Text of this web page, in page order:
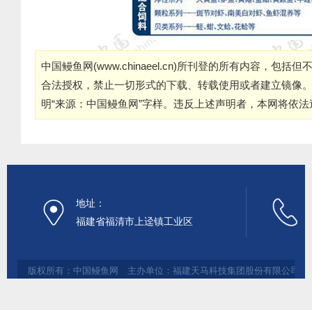
中国鳗鱼网(www.chinaeel.cn)所刊登的所有内容，包括但
合法授权，禁止一切形式的下载、转载使用或者建立镜像
明“来源：中国鳗鱼网”字样。违反上述声明者，本网将依
地址：
福建省福清市上迳镇工业区
版权所有：中国鳗鱼网 主办单位：福建天马科技集团股份有限公司